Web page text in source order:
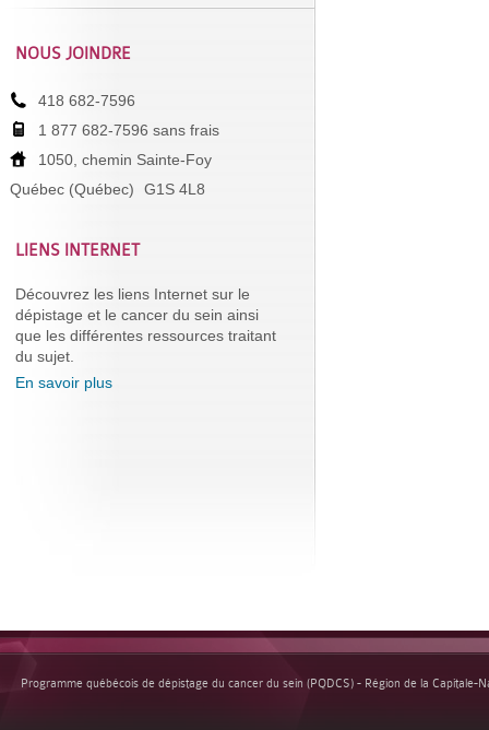
NOUS JOINDRE
418 682-7596
1 877 682-7596 sans frais
1050, chemin Sainte-Foy
Québec (Québec)
G1S 4L8
LIENS INTERNET
Découvrez les liens Internet sur le
dépistage et le cancer du sein ainsi
que les différentes ressources traitant
du sujet.
En savoir plus
Programme québécois de dépistage du cancer du sein (PQDCS) - Région de la Capitale-